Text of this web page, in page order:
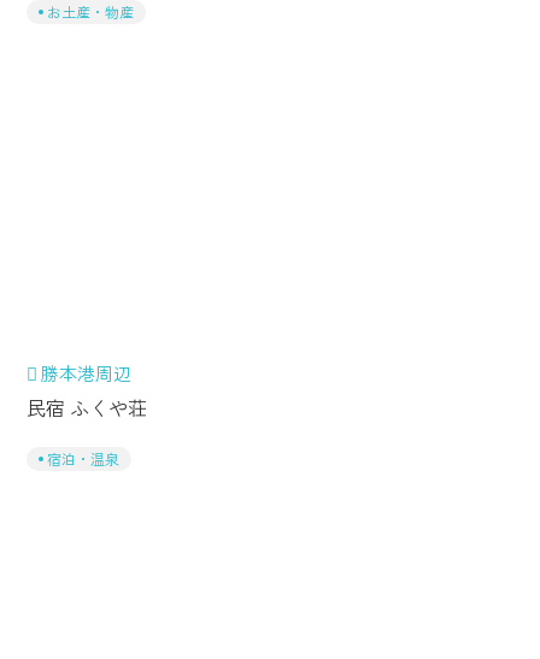
お土産・物産
勝本港周辺
民宿 ふくや荘
宿泊・温泉